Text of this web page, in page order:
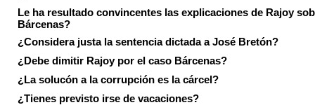
Le ha resultado convincentes las explicaciones de Rajoy
Bárcenas?
¿Considera justa la sentencia dictada a José Bretón?
¿Debe dimitir Rajoy por el caso Bárcenas?
¿La solucón a la corrupción es la cárcel?
¿Tienes previsto irse de vacaciones?